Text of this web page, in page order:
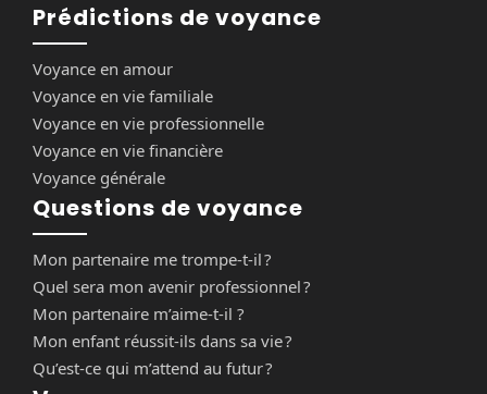
Prédictions de voyance
Voyance en amour
Voyance en vie familiale
Voyance en vie professionnelle
Voyance en vie financière
Voyance générale
Questions de voyance
Mon partenaire me trompe-t-il ?
Quel sera mon avenir professionnel ?
Mon partenaire m’aime-t-il ?
Mon enfant réussit-ils dans sa vie ?
Qu’est-ce qui m’attend au futur ?